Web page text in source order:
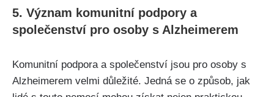
5. Význam komunitní podpory a
společenství pro osoby s Alzheimerem
Komunitní podpora a společenství jsou pro osoby s
Alzheimerem velmi důležité. Jedná se o způsob, jak